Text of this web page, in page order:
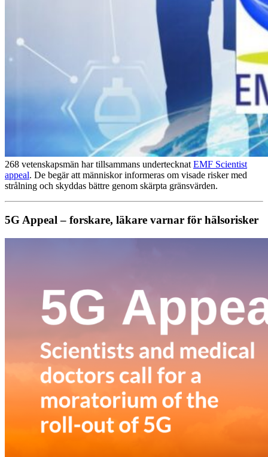
268 vetenskapsmän har tillsammans undertecknat EMF Scientist
appeal. De begär att människor informeras om visade risker med
strålning och skyddas bättre genom skärpta gränsvärden.
5G Appeal – forskare, läkare varnar för hälsorisker